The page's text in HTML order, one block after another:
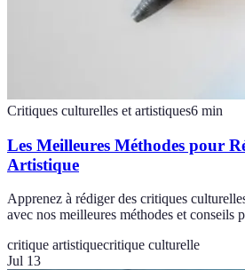
Critiques culturelles et artistiques6 min
Les Meilleures Méthodes pour
Artistique
Apprenez à rédiger des critiques
avec nos meilleures méthodes et conseils
critique artistiquecritique culturelle
Jul 13